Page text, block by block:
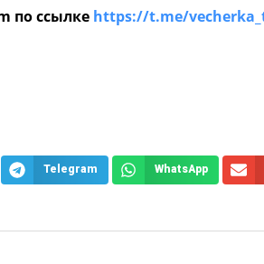
по ссылке https://t.me/
Telegram WhatsApp